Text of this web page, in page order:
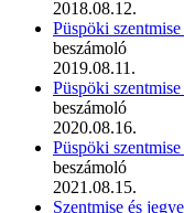
2018.08.12.
Püspöki
beszámoló
2019.08.11.
Püspöki
beszámoló
2020.08.16.
Püspöki
beszámoló
2021.08.15.
Szentmise és